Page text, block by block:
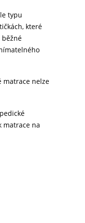
typu
které
matrace nelze
matrace na